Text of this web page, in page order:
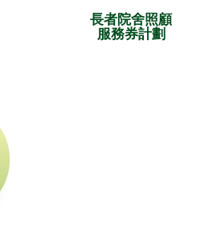
長者院舍照顧
服務券計劃